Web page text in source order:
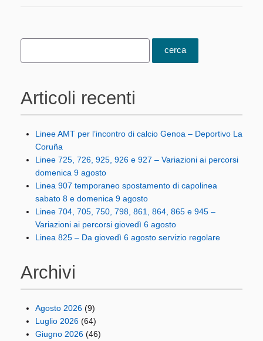
Articoli recenti
Linee AMT per l’incontro di calcio Genoa – Deportivo La
Coruña
Linee 725, 726, 925, 926 e 927 – Variazioni ai percorsi
domenica 9 agosto
Linea 907 temporaneo spostamento di capolinea
sabato 8 e domenica 9 agosto
Linee 704, 705, 750, 798, 861, 864, 865 e 945 –
Variazioni ai percorsi giovedì 6 agosto
Linea 825 – Da giovedì 6 agosto servizio regolare
Archivi
Agosto 2026 (9)
Luglio 2026 (64)
Giugno 2026 (46)